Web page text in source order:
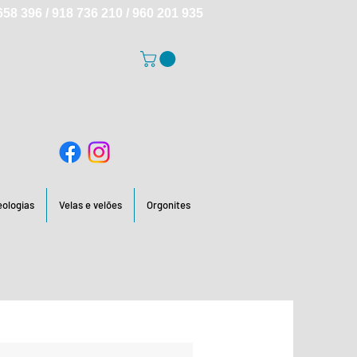
396 / 918 736 210 / 960 201 935
Velas e velões Orgonites